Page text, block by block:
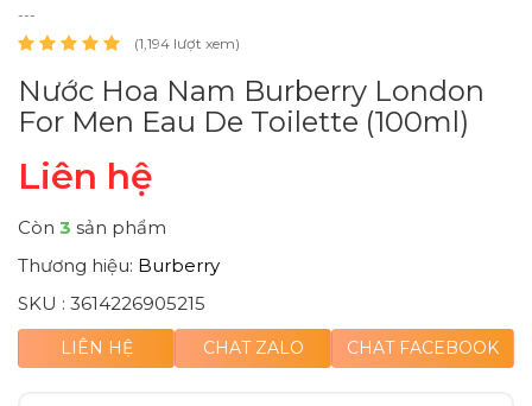
---
(1,194 lượt xem)
Nước Hoa Nam Burberry London
For Men Eau De Toilette (100ml)
Liên hệ
Còn 3 sản phẩm
Thương hiệu: Burberry
SKU : 3614226905215
LIÊN HỆ CHAT ZALO CHAT FACEBOOK